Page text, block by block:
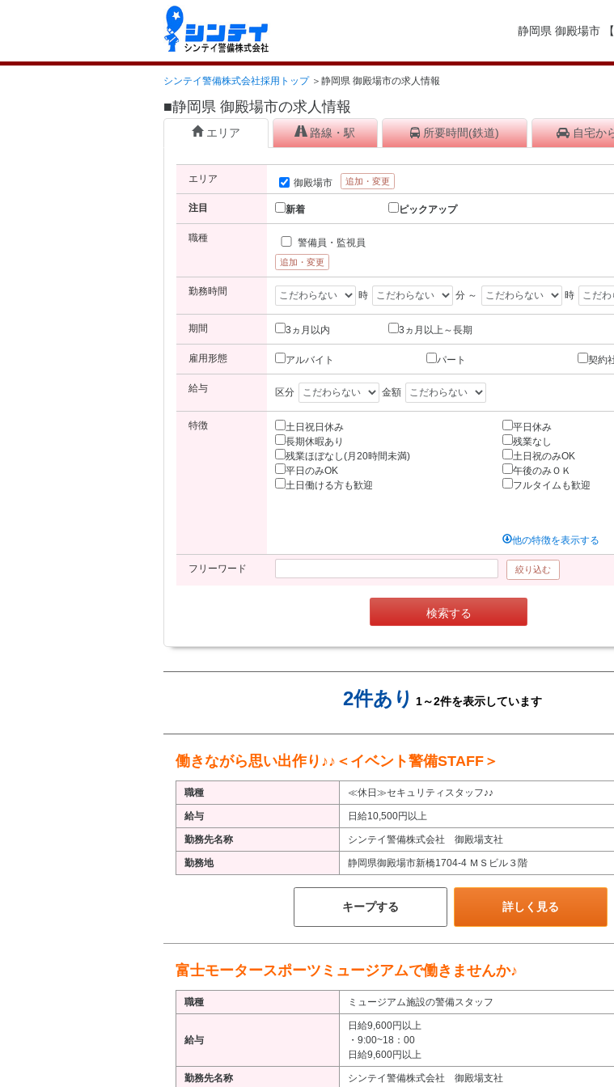
静岡県 御殿場市
シンテイ警備株式会社採用トップ ＞ 静岡県 御殿場市の求人情報
■静岡県 御殿場市の求人情報
エリア 路線・駅 所要時間(鉄道) 自宅か
エリア 御殿場市 追加・変更
注目 新着 ピックアップ
職種 警備員・監視員
追加・変更
勤務時間 時 分 ～ 時
期間 3ヵ月以内 3ヵ月以上～長期
雇用形態 アルバイト パート 契約
給与 区分 金額
特徴 土日祝日休み
平日休み
長期休暇あり
残業なし
残業ほぼなし(月20時間未満)
土日祝のみOK
平日のみOK
午後のみＯＫ
土日働ける方も歓迎
フルタイムも歓迎
他の特徴を表示する
フリーワード 絞り込む
検索する
2件あり 1～2件を表示しています
働きながら思い出作り♪♪＜イベント警備STAFF＞
職種 ≪休日≫セキュリティスタッフ♪♪
給与 日給10,500円以上
勤務先名称 シンテイ警備株式会社 御殿場支社
勤務地 静岡県御殿場市新橋1704-4 ＭＳビル３階
キープする 詳しく見る
富士モータースポーツミュージアムで働きませんか♪
職種 ミュージアム施設の警備スタッフ
給与
日給9,600円以上
・9:00~18：00
日給9,600円以上
勤務先名称 シンテイ警備株式会社 御殿場支社